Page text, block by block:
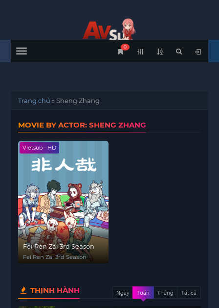
Menu
0
Trang chủ »Sheng Zhang
MOVIE BY ACTOR: SHENG ZHANG
Vietsub - HD
Fei Ren Zai 3rd Season
Fei Ren Zai 3rd Season
THỊNH HÀNH Ngày Tuần Tháng Tất cả